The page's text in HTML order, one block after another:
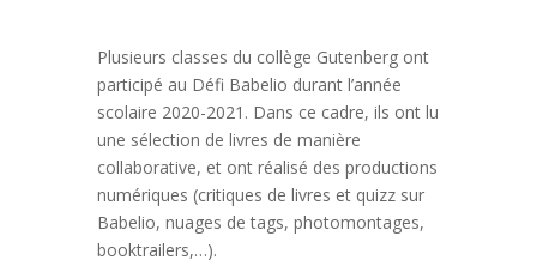
Plusieurs classes du collège Gutenberg ont
participé au Défi Babelio durant l’année
scolaire 2020-2021. Dans ce cadre, ils ont lu
une sélection de livres de manière
collaborative, et ont réalisé des productions
numériques (critiques de livres et quizz sur
Babelio, nuages de tags, photomontages,
booktrailers,…).